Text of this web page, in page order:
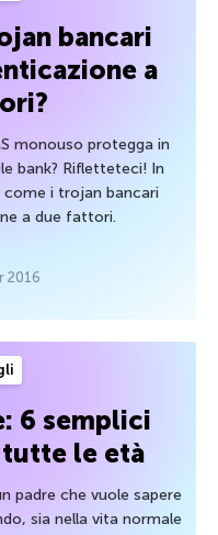
bancari
a
monouso protegga in
bank? Rifletteteci! In
i trojan bancari
a due fattori.
2016
6 semplici
le età
padre che vuole sapere
sia nella vita normale